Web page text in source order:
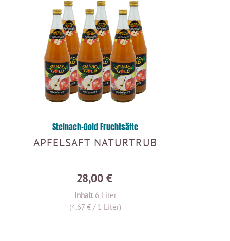
Steinach-Gold Fruchtsäfte
APFELSAFT NATURTRÜB
28,00 €
Inhalt 6 Liter
(4,67 € / 1 Liter)